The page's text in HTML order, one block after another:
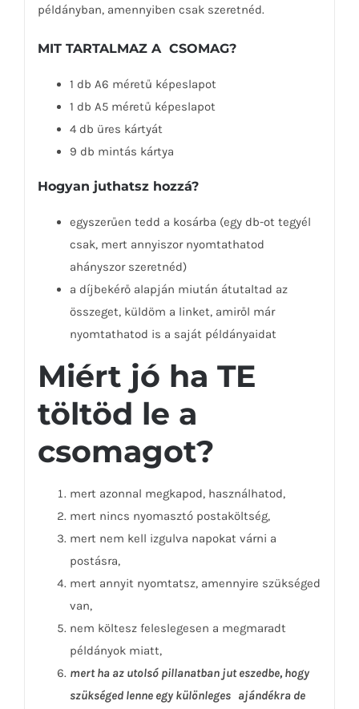
példányban, amennyiben csak szeretnéd.
MIT TARTALMAZ A CSOMAG?
1 db A6 méretű képeslapot
1 db A5 méretű képeslapot
4 db üres kártyát
9 db mintás kártya
Hogyan juthatsz hozzá?
egyszerűen tedd a kosárba (egy db-ot tegyél
csak, mert annyiszor nyomtathatod
ahányszor szeretnéd)
a díjbekérő alapján miután átutaltad az
összeget, küldöm a linket, amiről már
nyomtathatod is a saját példányaidat
Miért jó ha TE
töltöd le a
csomagot?
mert azonnal megkapod, használhatod,
mert nincs nyomasztó postaköltség,
mert nem kell izgulva napokat várni a
postásra,
mert annyit nyomtatsz, amennyire szükséged
van,
nem költesz feleslegesen a megmaradt
példányok miatt,
mert ha az utolsó pillanatban jut eszedbe, hogy
szükséged lenne egy különleges ajándékra de